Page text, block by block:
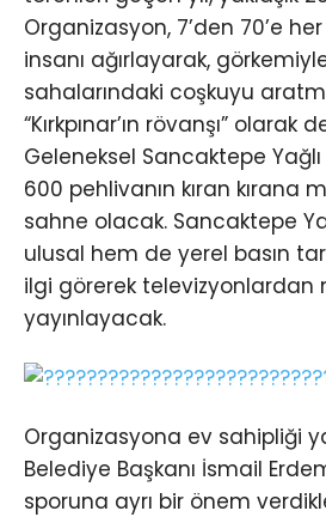
Organizasyon, 7’den 70’e
insanı ağırlayarak,
sahalarındaki coşkuyu
“Kırkpınar’ın rövanşı” olarak
Geleneksel Sancaktepe Yağlı
600 pehlivanın kıran kırana
sahne olacak. Sancaktepe
ulusal hem de yerel basın
ilgi görerek televizyonlardan
yayınlayacak.
Organizasyona ev sahipliği
Belediye Başkanı İsmail
sporuna ayrı bir önem